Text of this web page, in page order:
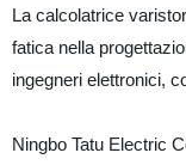
La calcolatrice
fatica nella
ingegneri elettronici,
Ningbo Tatu Electric